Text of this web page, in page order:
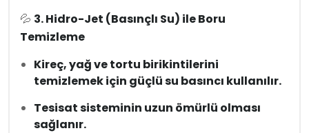
💦 3. Hidro-Jet (Basınçlı Su) ile Boru
Temizleme
Kireç, yağ ve tortu birikintilerini
temizlemek için güçlü su basıncı kullanılır.
Tesisat sisteminin uzun ömürlü olması
sağlanır.